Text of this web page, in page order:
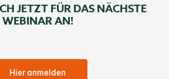
JETZT FÜR DAS NÄCHSTE
WEBINAR AN!
Hier anmelden